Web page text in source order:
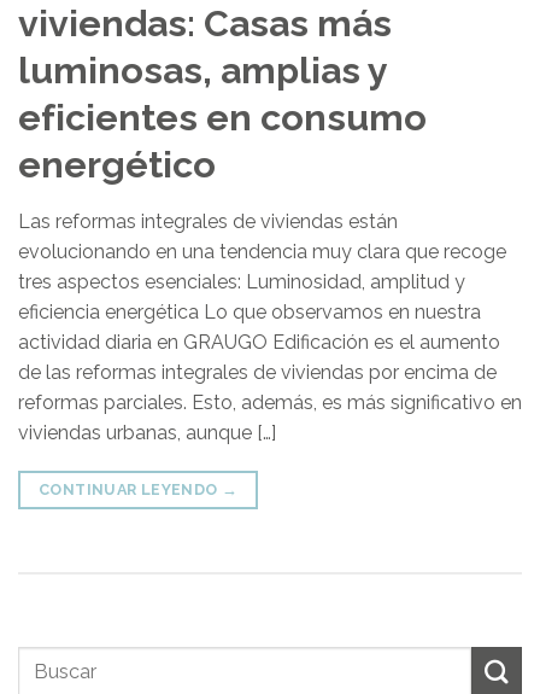
viviendas: Casas más
luminosas, amplias y
eficientes en consumo
energético
Las reformas integrales de viviendas están
evolucionando en una tendencia muy clara que recoge
tres aspectos esenciales: Luminosidad, amplitud y
eficiencia energética Lo que observamos en nuestra
actividad diaria en GRAUGO Edificación es el aumento
de las reformas integrales de viviendas por encima de
reformas parciales. Esto, además, es más significativo en
viviendas urbanas, aunque […]
CONTINUAR LEYENDO →